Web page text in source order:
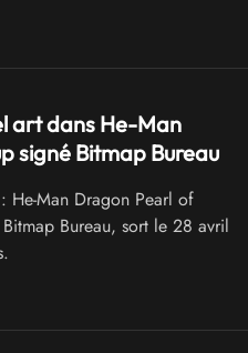
art dans He-Man
signé Bitmap Bureau
Man Dragon Pearl of
Bureau, sort le 28 avril